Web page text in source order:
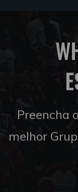
Preencha
melhor